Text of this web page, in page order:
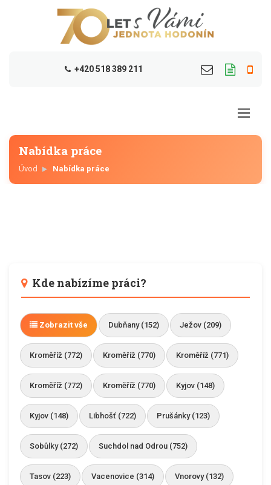
+420 518 389 211
Nabídka práce
Úvod Nabídka práce
Kde nabízíme práci?
Zobrazit vše Dubňany (152) Ježov (209)
Kroměříž (772) Kroměříž (770) Kroměříž (771)
Kroměříž (772) Kroměříž (770) Kyjov (148)
Kyjov (148) Libhošť (722) Prušánky (123)
Sobůlky (272) Suchdol nad Odrou (752)
Tasov (223) Vacenovice (314) Vnorovy (132)